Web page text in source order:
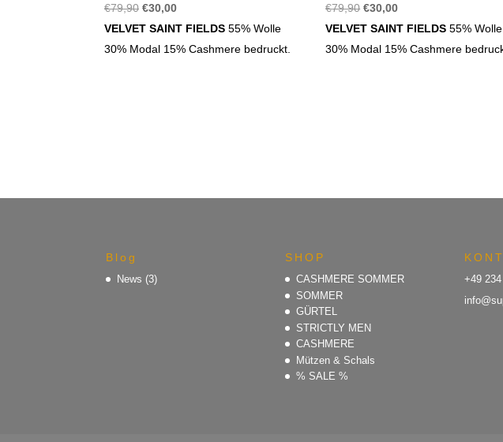
€79,90 Ursprünglicher
Preis
war:
€30,00Aktueller
Preis
ist:
VELVET SAINT FIELDS 55% Wolle
30% Modal 15% Cashmere bedruckt.
€79,90 Ursprünglicher
Preis
war:
€30,00Aktueller
Preis
ist:
VELVET SAINT FIELDS55% Wolle
30% Modal 15% Cashmere
Blog
News (3)
SHOP
CASHMERE SOMMER
SOMMER
GÜRTEL
STRICTLY MEN
CASHMERE
Mützen & Schals
% SALE %
+49